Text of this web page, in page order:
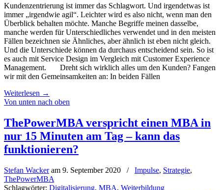
Kundenzentrierung ist immer das Schlagwort. Und irgendetwas ist
immer „irgendwie agil“. Leichter wird es also nicht, wenn man den
Überblick behalten möchte. Manche Begriffe meinen dasselbe,
manche werden für Unterschiedliches verwendet und in den meisten
Fällen bezeichnen sie Ähnliches, aber ähnlich ist eben nicht gleich.
Und die Unterschiede können da durchaus entscheidend sein. So ist
es auch mit Service Design im Vergleich mit Customer Experience
Management. Dreht sich wirklich alles um den Kunden? Fangen
wir mit den Gemeinsamkeiten an: In beiden Fällen
Weiterlesen →
Von unten nach oben
ThePowerMBA verspricht einen MBA in
nur 15 Minuten am Tag – kann das
funktionieren?
Stefan Wackeram 9. September 2020 / Impulse, Strategie,
ThePowerMBA
Schlagwörter: Digitalisierung, MBA, Weiterbildung